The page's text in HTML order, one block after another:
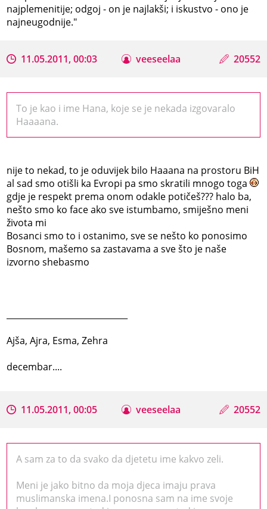
najplemenitije; odgoj - on je najlakši; i iskustvo - ono je
najneugodnije."
11.05.2011, 00:03 veeseelaa 20552
To je kao i ime Hana, koje se je nekada izgovaralo
Haaaana.
nije to nekad, to je oduvijek bilo Haaana na prostoru BiH
al sad smo otišli ka Evropi pa smo skratili mnogo toga
gdje je respekt prema onom odakle potičeš??? halo ba,
nešto smo ko face ako sve istumbamo, smiješno meni
života mi
Bosanci smo to i ostanimo, sve se nešto ko ponosimo
Bosnom, mašemo sa zastavama a sve što je naše
izvorno shebasmo
Ajša, Ajra, Esma, Zehra
decembar....
11.05.2011, 00:05 veeseelaa 20552
A sam za to da svako da djetetu ime kakvo zeli.
Meni je jako bitno da moja djeca imaju prava
muslimanska imena.I ponosna sam na ime svoje